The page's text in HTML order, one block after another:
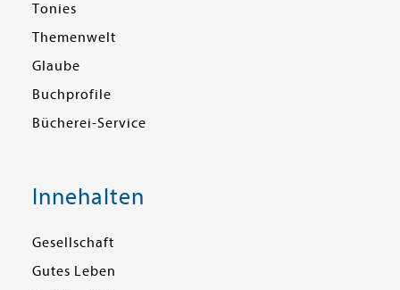
Tonies
Themenwelt
Glaube
Buchprofile
Bücherei-Service
Innehalten
Gesellschaft
Gutes Leben